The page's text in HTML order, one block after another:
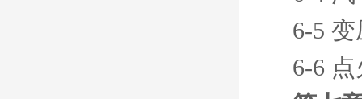
6-5
6-6